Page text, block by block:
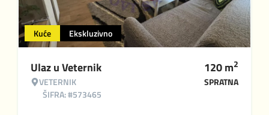
Kuće Ekskluzivno
Ulaz u Veternik
VETERNIK
ŠIFRA: #573465
120m2
SPRATNA